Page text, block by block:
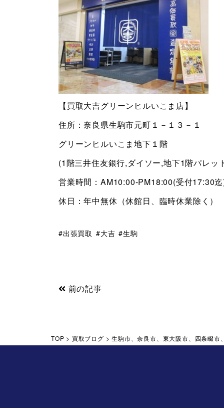
【買取大吉グリーンヒルいこま店】
住所：奈良県生駒市元町１－１３－１
グリーンヒルいこま地下１階
(1階三井住友銀行,ダイソー,地下1階パレッ
営業時間：AM10:00-PM18:00(受付17:30
休日：年中無休（休館日、臨時休業除く）
出張買取 大吉 生駒
前の記事
TOP > 買取ブログ >生駒市、奈良市、東大阪市、四条畷市